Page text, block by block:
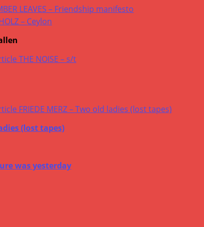
LEAVES – Friendship manifesto
– Ceylon
(lost tapes)
was yesterday